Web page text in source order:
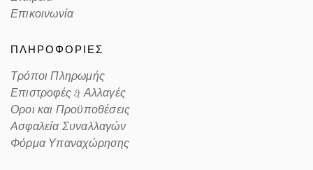
Επικοινωνία
ΠΛΗΡΟΦΟΡΙΕΣ
Τρόποι Πληρωμής
Επιστροφές & Αλλαγές
Οροι και Προϋποθέσεις
Ασφαλεία Συναλλαγών
Φόρμα Υπαναχώρησης